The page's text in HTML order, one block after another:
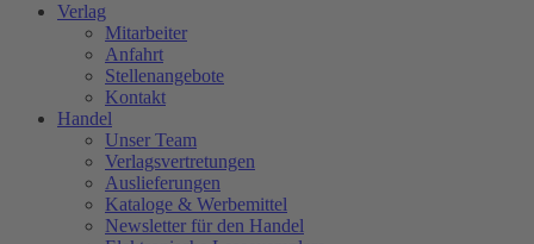
Verlag
Mitarbeiter
Anfahrt
Stellenangebote
Kontakt
Handel
Unser Team
Verlagsvertretungen
Auslieferungen
Kataloge & Werbemittel
Newsletter für den Handel